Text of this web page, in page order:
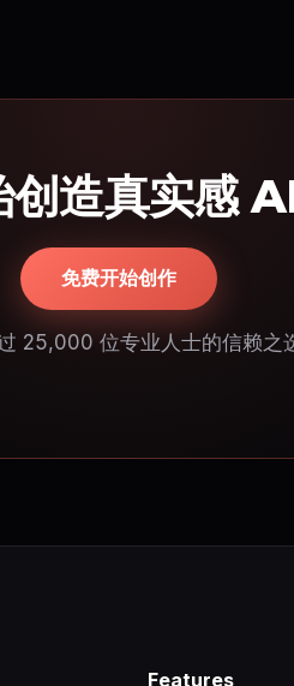
创造真实感
免费开始创作
25,000 位专业人士的信赖之
Features